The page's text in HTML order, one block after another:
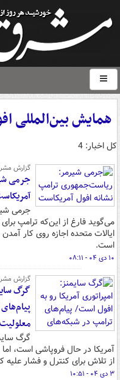
همایش بین‌المللی
کل اخبار: 4
گزارش
جرمی
جرمی
می‌گوید فارغ از این‌که ترامپ
ایالات متحده اجازه روی کار
است.
۱۰ دی ۰۴ - ۰۸:۱۱
گزارش
گرگ
گرگ
آمریکا در حال فروپاشی است،
از تلاش برای کنترل و فشار
۳ دی ۰۴ - ۱۰:۵۱